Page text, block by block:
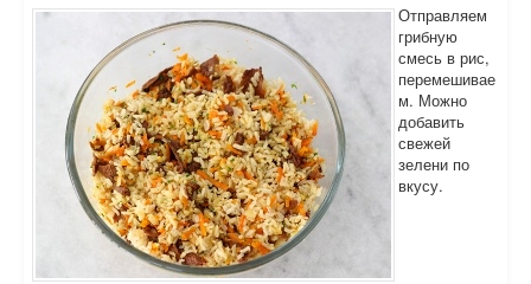
Отправляем
грибную
смесь в рис,
перемешивае
м. Можно
добавить
свежей
зелени по
вкусу.